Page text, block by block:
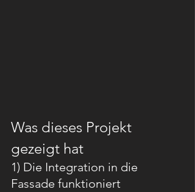
Was dieses Projekt
gezeigt hat
1) Die Integration in die
Fassade funktioniert